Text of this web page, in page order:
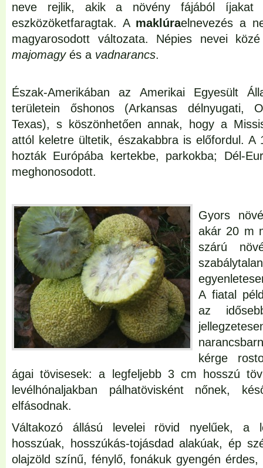
neve rejlik, akik a növény fájából íjakat
eszközöketfaragtak. A maklúraelnevezés a
magyarosodott változata. Népies nevei
majomagyés a vadnarancs.
Észak-Amerikában az Amerikai Egyesült
területein őshonos (Arkansas délnyugati,
Texas), s köszönhetően annak, hogy a
attól keletre ültetik, északabbra is előfordul. A
hozták Európába kertekbe, parkokba; Dél-
meghonosodott.
Gyors
akár 20 m
szárú
A fiatal
az
kérge
ágai tövisesek: a legfeljebb 3 cm hosszú
levélhónaljakban pálhatövisként nőnek,
elfásodnak.
Váltakozó állású levelei rövid nyelűek, a
hosszúak, hosszúkás-tojásdad alakúak, ép
olajzöld színű, fénylő, fonákuk gyengén